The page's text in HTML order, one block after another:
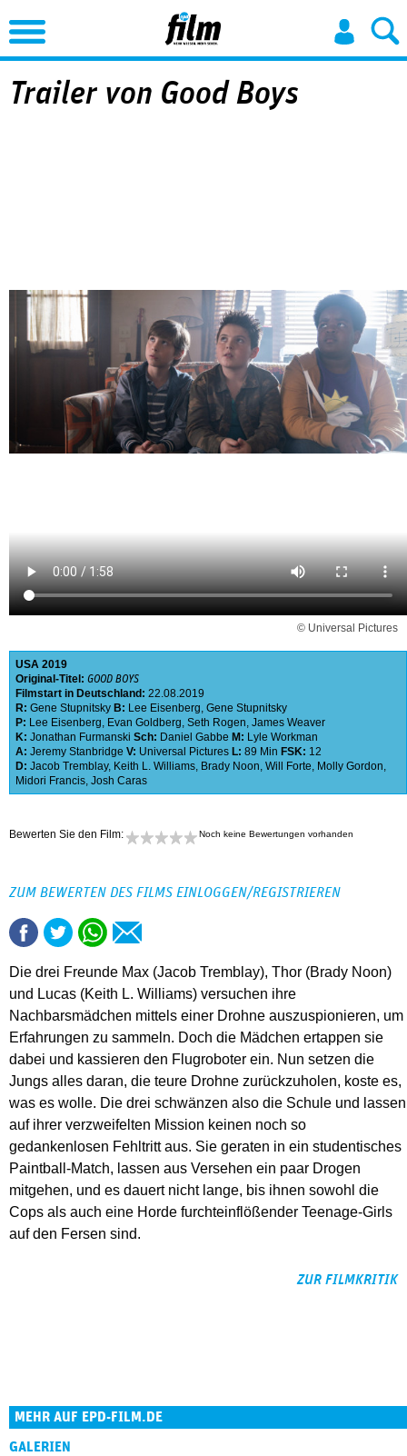
Jump to Navigation
Trailer von Good Boys
© Universal Pictures
USA 2019
Original-Titel: GOOD BOYS
Filmstart in Deutschland: 22.08.2019
R: Gene Stupnitsky B: Lee Eisenberg, Gene Stupnitsky
P: Lee Eisenberg, Evan Goldberg, Seth Rogen, James Weaver
K: Jonathan Furmanski Sch: Daniel Gabbe M: Lyle Workman
A: Jeremy Stanbridge V: Universal Pictures L: 89 Min FSK: 12
D: Jacob Tremblay, Keith L. Williams, Brady Noon, Will Forte, Molly Gordon,
Midori Francis, Josh Caras
Bewerten Sie den Film: Noch keine Bewertungen vorhanden
ZUM BEWERTEN DES FILMS EINLOGGEN/REGISTRIEREN
Die drei Freunde Max (Jacob Tremblay), Thor (Brady Noon)
und Lucas (Keith L. Williams) versuchen ihre
Nachbarsmädchen mittels einer Drohne auszuspionieren, um
Erfahrungen zu sammeln. Doch die Mädchen ertappen sie
dabei und kassieren den Flugroboter ein. Nun setzen die
Jungs alles daran, die teure Drohne zurückzuholen, koste es,
was es wolle. Die drei schwänzen also die Schule und lassen
auf ihrer verzweifelten Mission keinen noch so
gedankenlosen Fehltritt aus. Sie geraten in ein studentisches
Paintball-Match, lassen aus Versehen ein paar Drogen
mitgehen, und es dauert nicht lange, bis ihnen sowohl die
Cops als auch eine Horde furchteinflößender Teenage-Girls
auf den Fersen sind.
ZUR FILMKRITIK
MEHR AUF EPD-FILM.DE
GALERIEN